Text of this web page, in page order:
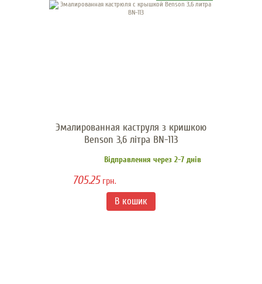
Эмалированная каструля з кришкою
Benson 3,6 літра BN-113
Відправлення через 2-7 днів
705.25 грн.